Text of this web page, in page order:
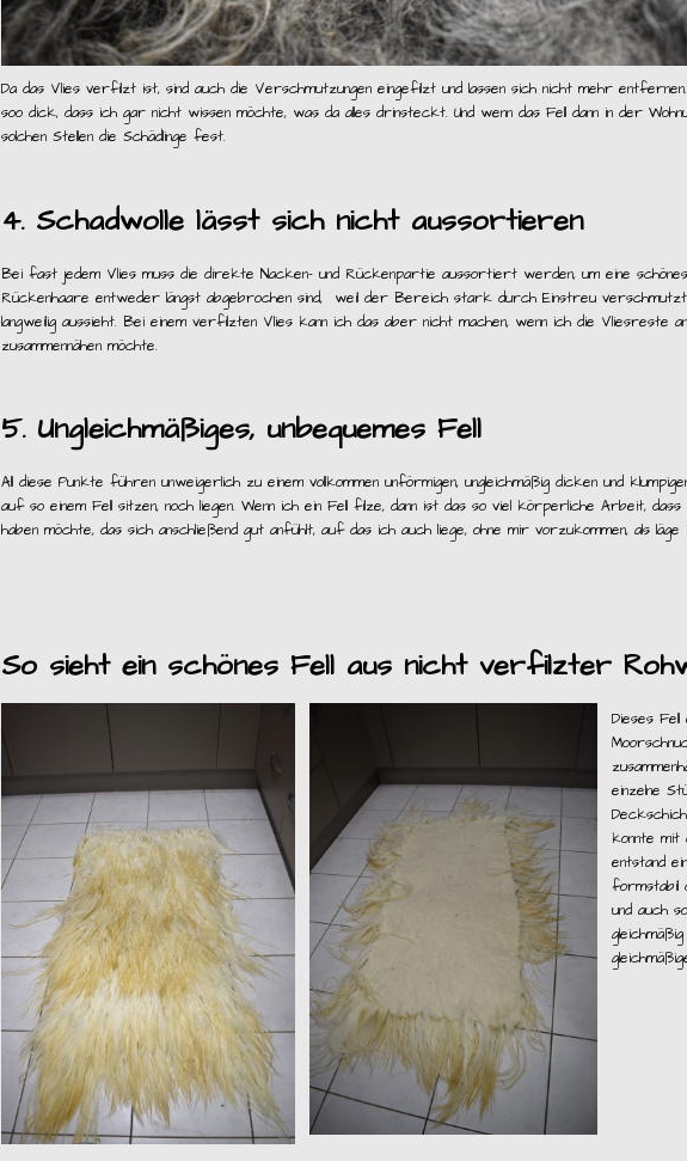
Da das Vlies verfilzt ist, sind auch die Verschmutzungen eingefilzt und lassen sich nicht mehr
soo dick, dass ich gar nicht wissen möchte, was da alles drinsteckt. Und wenn das Fell dann in der
solchen Stellen die Schädlinge fest.
4. Schadwolle lässt sich nicht aussortieren
Bei fast jedem Vlies muss die direkte Nacken- und Rückenpartie aussortiert werden, um eine
Rückenhaare entweder längst abgebrochen sind, weil der Bereich stark durch Einstreu
langweilig aussieht. Bei einem verfilzten Vlies kann ich das aber nicht machen, wenn ich die Vliesreste
zusammennähen möchte.
5. Ungleichmäßiges, unbequemes Fell
All diese Punkte führen unweigerlich zu einem vollkommen unförmigen, ungleichmäßig dicken und
auf so einem Fell sitzen, noch liegen. Wenn ich ein Fell filze, dann ist das so viel körperliche Arbeit, dass
haben möchte, das sich anschließend gut anfühlt, auf das ich auch liege, ohne mir vorzukommen, als
So sieht ein schönes Fell aus nicht verfilzter
Dieses
einzelne
konnte mit
entstand
formstabil
und auch